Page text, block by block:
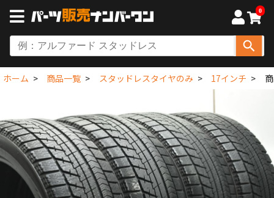
0
ホーム 商品一覧 スタッドレスタイヤのみ 17インチ